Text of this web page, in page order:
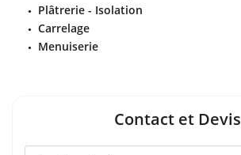
Plâtrerie - Isolation
Carrelage
Menuiserie
Contact et Devis